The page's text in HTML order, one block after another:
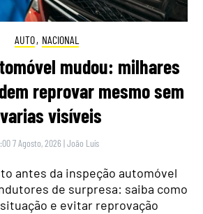
AUTO, NACIONAL
mudou: milhares
reprovar mesmo sem
visíveis
7 Agosto, 2026 |João Luís
antes da inspeção automóvel
de surpresa: saiba como
e evitar reprovação